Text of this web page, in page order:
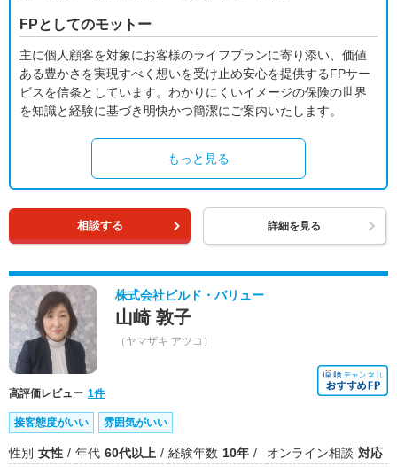
FPとしてのモットー
主に個人顧客を対象にお客様のライフプランに寄り添い、価値
ある豊かさを実現すべく想いを受け止め安心を提供するFPサー
ビスを信条としています。わかりにくいイメージの保険の世界
を知識と経験に基づき明快かつ簡潔にご案内いたします。
もっと見る
相談する 詳細を見る
株式会社ビルド・バリュー
山崎 敦子
（ヤマザキ アツコ）
高評価レビュー 1件
接客態度がいい 雰囲気がいい
性別 女性 年代 60代以上 経験年数 10年 オンライン相談 対応